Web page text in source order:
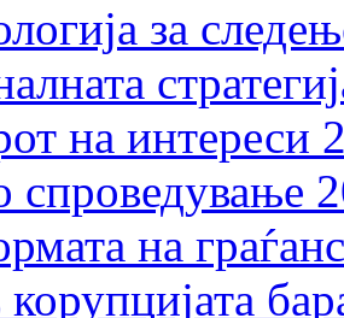
за
на интереси
спроведување
на